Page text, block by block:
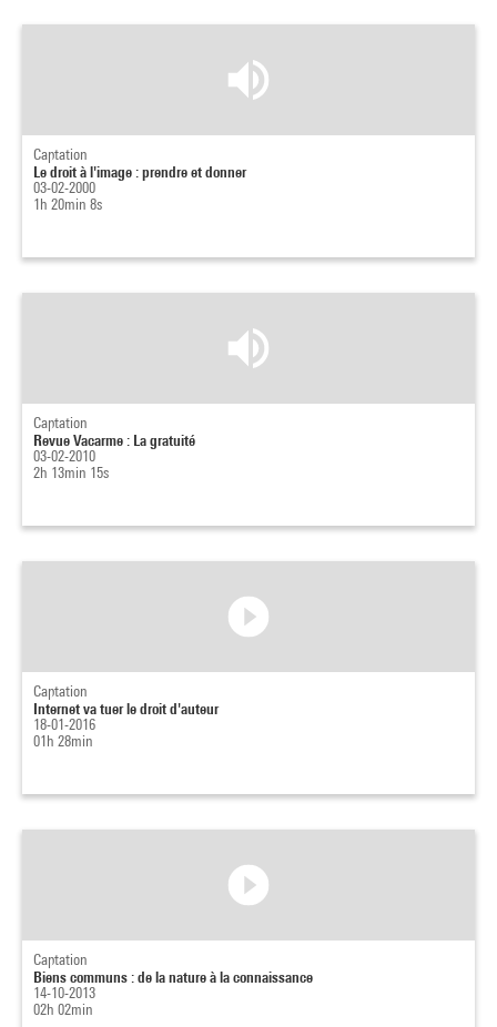
Captation
Le droit à l'image : prendre et donner
03-02-2000
1h 20min 8s
Captation
Revue Vacarme : La gratuité
03-02-2010
2h 13min 15s
Captation
Internet va tuer le droit d'auteur
18-01-2016
01h 28min
Captation
Biens communs : de la nature à la connaissance
14-10-2013
02h 02min